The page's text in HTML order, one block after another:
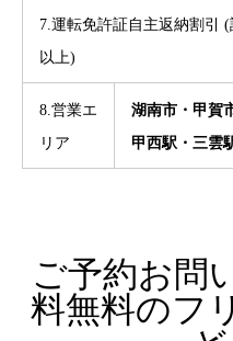
7.運転免許証自主返納割引
以上)
8.営業エ
リア
湖南市・甲賀
甲西駅・三雲
ご予約お問
料無料のフ